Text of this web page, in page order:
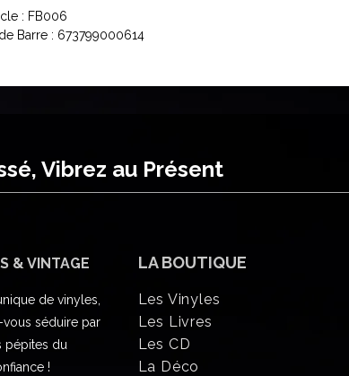
: FB006
Barre : 673799000614
Vibrez au Présent
& VINTAGE
de vinyles,
vous séduire par
pépites du
!
LA BOUTIQUE
Les Vinyles
Les Livres
Les CD
La Déco